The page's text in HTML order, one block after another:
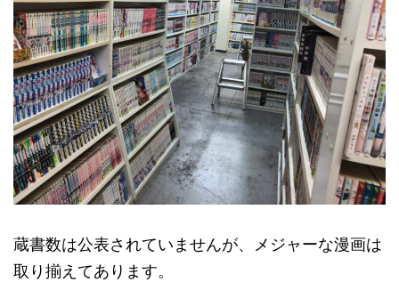
蔵書数は公表されていませんが、メジャーな漫画は
取り揃えてあります。